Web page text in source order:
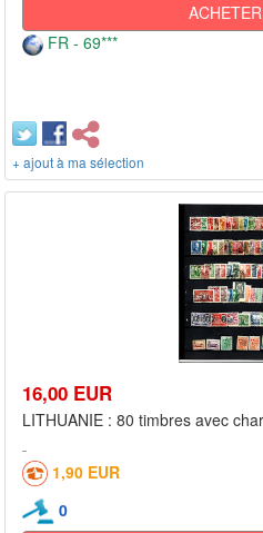
ACHETER
FR - 69***
+ ajout à ma sélection
16,00 EUR
LITHUANIE : 80 timbres avec
1,90 EUR
0